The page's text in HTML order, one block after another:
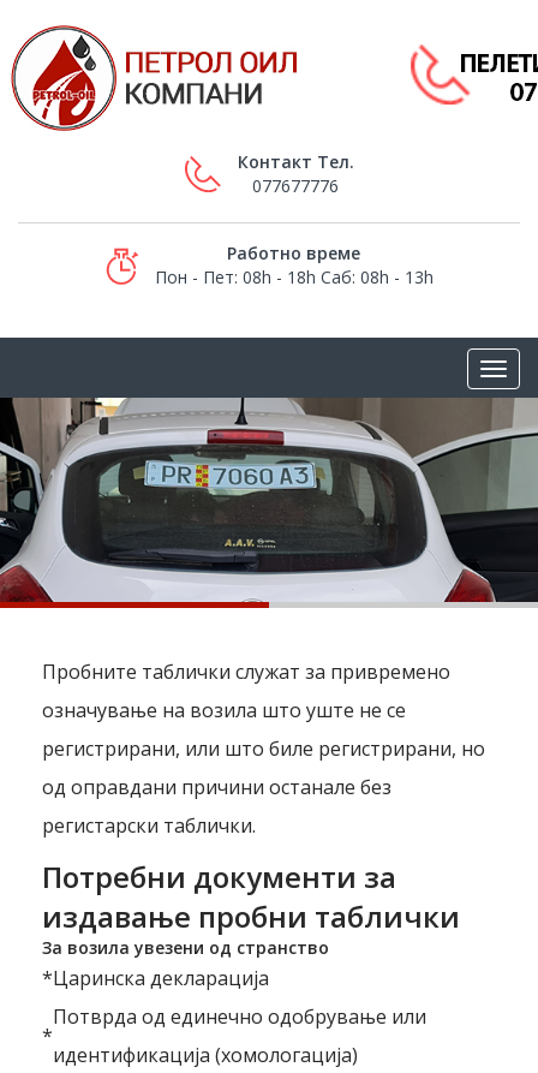
Контакт Тел.
077677776
Работно време
Пон - Пет: 08h - 18h Саб: 08h - 13h
Пробните таблички служат за привремено
означување на возила што уште не се
регистрирани, или што биле регистрирани, но
од оправдани причини останале без
регистарски таблички.
Потребни документи за
издавање пробни таблички
За возила увезени од странство
*Царинска декларација
*
Потврда од единечно одобрување или
идентификација (хомологација)